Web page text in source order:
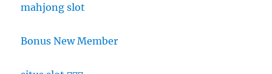
mahjong slot
Bonus New Member